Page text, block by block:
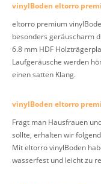
vinylBoden eltorro
eltorro premium
besonders geräuscharm
6.8 mm HDF
Laufgeräusche werden
einen satten Klang.
vinylBoden eltorro
Fragt man Hausfrauen
sollte, erhalten wir
Mit eltorro vinylBoden
wasserfest und leicht zu